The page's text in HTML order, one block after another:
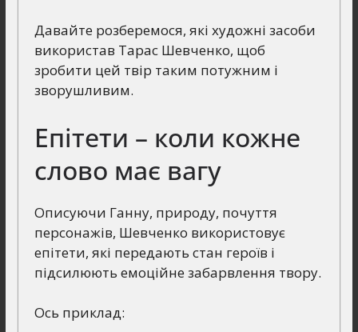
Давайте розберемося, які художні засоби
використав Тарас Шевченко, щоб
зробити цей твір таким потужним і
зворушливим.
Епітети – коли кожне
слово має вагу
Описуючи Ганну, природу, почуття
персонажів, Шевченко використовує
епітети, які передають стан героїв і
підсилюють емоційне забарвлення твору.
Ось приклад: